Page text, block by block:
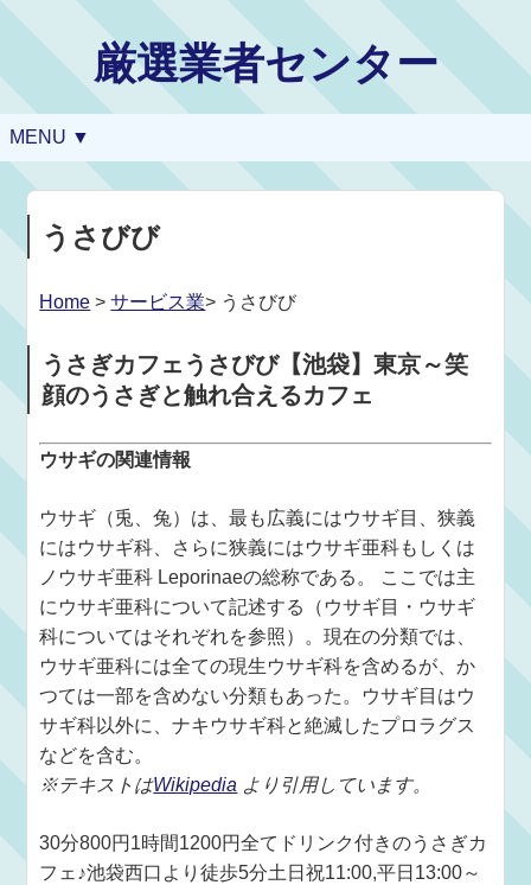
厳選業者センター
MENU ▼
うさびび
Home >サービス業> うさびび
うさぎカフェうさびび【池袋】東京～笑
顔のうさぎと触れ合えるカフェ
ウサギの関連情報
ウサギ（兎、兔）は、最も広義にはウサギ目、狭義
にはウサギ科、さらに狭義にはウサギ亜科もしくは
ノウサギ亜科 Leporinaeの総称である。 ここでは主
にウサギ亜科について記述する（ウサギ目・ウサギ
科についてはそれぞれを参照）。現在の分類では、
ウサギ亜科には全ての現生ウサギ科を含めるが、か
つては一部を含めない分類もあった。ウサギ目はウ
サギ科以外に、ナキウサギ科と絶滅したプロラグス
などを含む。
※テキストはWikipedia より引用しています。
30分800円1時間1200円全てドリンク付きのうさぎカ
フェ♪池袋西口より徒歩5分土日祝11:00,平日13:00～